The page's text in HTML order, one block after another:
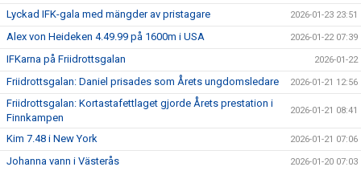
Lyckad IFK-gala med mängder av pristagare 2026-01-23 23:51
Alex von Heideken 4.49.99 på 1600m i USA 2026-01-22 07:39
IFKarna på Friidrottsgalan 2026-01-22
Friidrottsgalan: Daniel prisades som Årets ungdomsledare 2026-01-21 12:56
Friidrottsgalan: Kortastafettlaget gjorde Årets prestation i
Finnkampen
2026-01-21 08:41
Kim 7.48 i New York 2026-01-21 07:06
Johanna vann i Västerås 2026-01-20 07:03